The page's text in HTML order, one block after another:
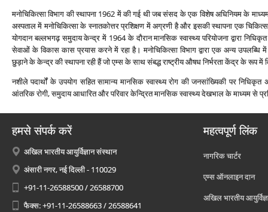
मनोचिकित्‍सा विभाग की स्‍थापना 1962 में की गई थी जब संसद के एक विशेष अधिनियम के
अस्‍पताल में मनोचिकित्‍सा के स्‍नातकोत्तर प्रशिक्षण में अग्रणी है और इसकी स्‍थापना एक
योगदान बल्‍लभगढ़ समुदाय केन्‍द्र में 1964 के दौरान मानसिक स्‍वास्‍थ्‍य परियोजना द्वारा
सेवाओं के विकास कास प्रयास करने में रहा है। मनोचिकित्‍सा विभाग द्वारा एक अन्‍य
छुड़ाने के केन्‍द्र की स्‍थापना रही हैं जो एम्‍स के सा‍थ संबद्ध राष्‍ट्रीय औषध निर्भरता केंद्र के रूप
नशीले पदार्थों के उपयोग सहित सामान्‍य मानसिक स्‍वास्‍थ्‍य रोग की जनसांख्यिकी पर
आंतरिक रोगी, समुदाय आधारित और परिवार केन्द्रित मानसिक स्‍वास्‍थ्‍य देखभाल के माध्‍यम से
हमसे संपर्क करें
अखिल भारतीय आयुर्विज्ञान संस्थान
अंसारी नगर, नई दिल्ली - 110029
+91-11-26588500 / 26588700
फैक्स: +91-11-26588663 / 26588641
महत्वपूर्ण लिंक
नागरिक चार्टर
एम्स ऑनलाइन दान
अखिल भारतीय